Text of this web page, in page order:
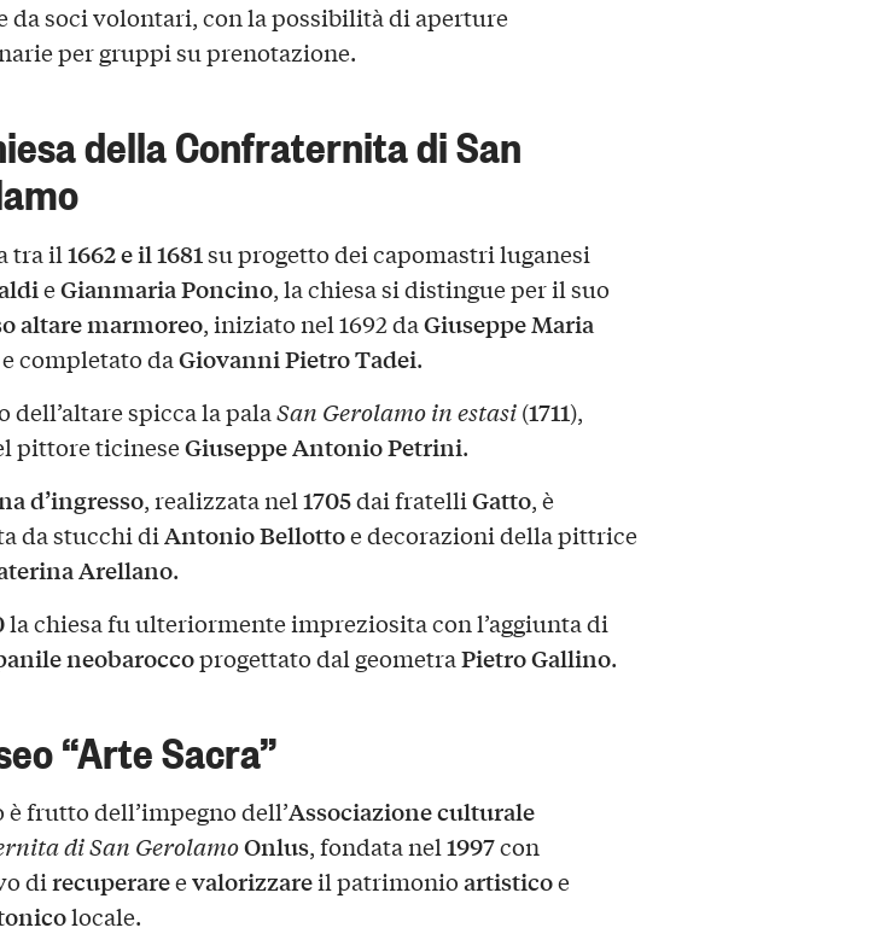
da soci volontari, con la possibilità di aperture
per gruppi su prenotazione.
della Confraternita di San
tra il1662 e il 1681su progetto dei capomastri luganesi
eGianmaria Poncino, la chiesa si distingue per il suo
altare marmoreo, iniziato nel 1692 daGiuseppe Maria
completato daGiovanni Pietro Tadei.
dell’altare spicca la palaSan Gerolamo in estasi(1711),
pittore ticineseGiuseppe Antonio Petrini.
d’ingresso, realizzata nel1705dai fratelliGatto, è
da stucchi diAntonio Bellottoe decorazioni della pittrice
Arellano.
la chiesa fu ulteriormente impreziosita con l’aggiunta di
neobaroccoprogettato dal geometraPietro Gallino.
“Arte Sacra”
è frutto dell’impegno dell’Associazione culturale
di San GerolamoOnlus, fondata nel1997con
direcuperareevalorizzareil patrimonioartisticoe
locale.